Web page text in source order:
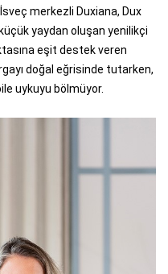
merkezli Duxiana, Dux
yaydan oluşan yenilikçi
eşit destek veren
doğal eğrisinde tutarken,
uykuyu bölmüyor.